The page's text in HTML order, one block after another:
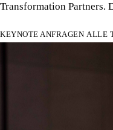
Transformation Partners.
KEYNOTE ANFRAGEN ALLE